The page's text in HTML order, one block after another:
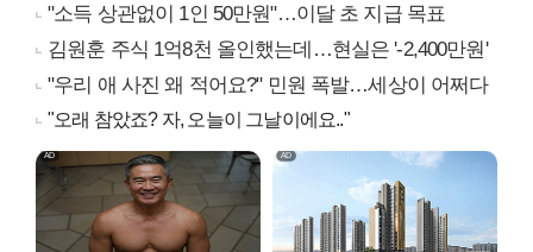
"소득 상관없이 1인 50만원"…이달 초 지급 목표
김원훈 주식 1억8천 올인했는데…현실은 '-2,400만원'
"우리 애 사진 왜 적어요?" 민원 폭발…세상이 어쩌다
"오래 참았죠? 자, 오늘이 그날이에요.."